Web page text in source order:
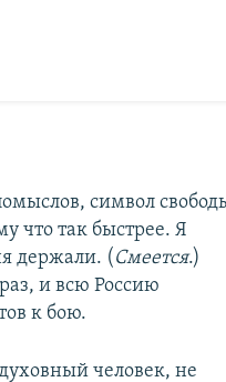
символ
что так быстрее. Я
держали. ( Смеется.)
и всю Россию
к бою.
человек, не